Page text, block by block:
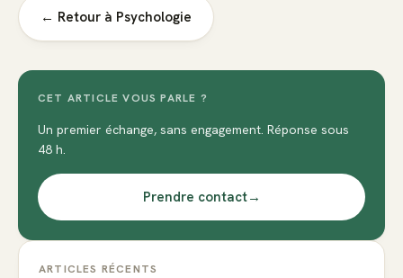
← Retour à Psychologie
CET ARTICLE VOUS PARLE ?
Un premier échange, sans engagement. Réponse sous
48 h.
Prendre contact→
ARTICLES RÉCENTS